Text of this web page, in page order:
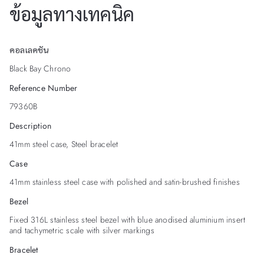
ข้อมูลทางเทคนิค
คอลเลคชัน
Black Bay Chrono
Reference Number
79360B
Description
41mm steel case, Steel bracelet
Case
41mm stainless steel case with polished and satin-brushed finishes
Bezel
Fixed 316L stainless steel bezel with blue anodised aluminium insert
and tachymetric scale with silver markings
Bracelet